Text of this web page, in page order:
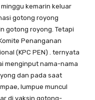
kemarin keluar
gotong royong
gotong royong. Tetapi
Penanganan
(KPC PEN) . ternyata
menginput nama-nama
dan pada saat
lumpue muncul
di vaksin gotong-